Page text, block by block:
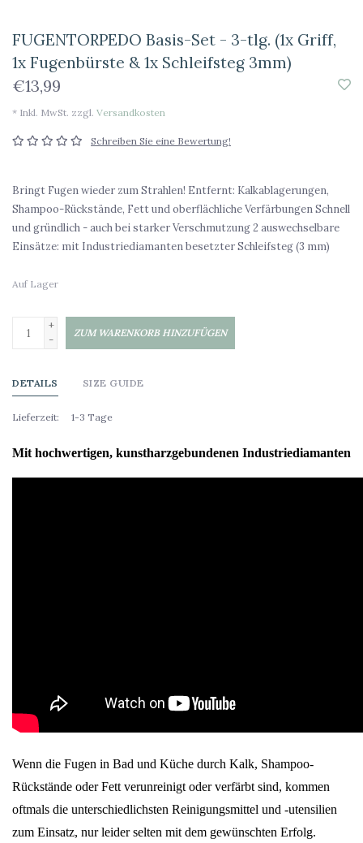
FUGENTORPEDO Basis-Set - 3-tlg. (1x Griff,
1x Fugenbürste & 1x Schleifsteg 3mm)
€13,99
* Inkl. MwSt. zzgl. Versandkosten
Schreiben Sie eine Bewertung!
Bringt Fugen wieder zum Strahlen! Entfernt: Kalkablagerungen,
Shampoo-Rückstände, Fett und oberflächliche Verfärbungen Schnell
und gründlich - auch bei starker Verschmutzung 2 auswechselbare
Einsätze: mit Industriediamanten besetzter Schleifsteg (3 mm)
Auf Lager
+
-
ZUM WARENKORB HINZUFÜGEN
DETAILS SIZE GUIDE
Lieferzeit: 1-3 Tage
Mit hochwertigen, kunstharzgebundenen Industriediamanten
Wenn die Fugen in Bad und Küche durch Kalk, Shampoo-
Rückstände oder Fett verunreinigt oder verfärbt sind, kommen
oftmals die unterschiedlichsten Reinigungsmittel und -utensilien
zum Einsatz, nur leider selten mit dem gewünschten Erfolg.